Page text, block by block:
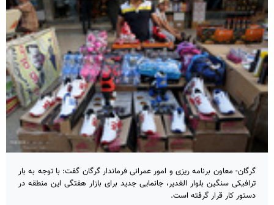
گرگان- معاون برنامه ریزی و امور عمرانی فرماندار گرگان گفت: با توجه به بار
ترافیکی سنگین بلوار الغدیر، جانمایی جدید برای بازار هفتگی این منطقه در
دستور کار قرار گرفته است.